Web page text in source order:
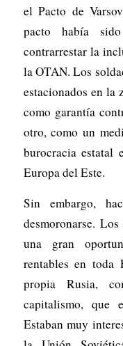
el Pacto de
pacto había sido
contrarrestar la
la OTAN. Los
estacionados en la
como garantía
otro, como un
burocracia estatal
Europa del Este.
Sin embargo,
desmoronarse.
una gran
rentables en
propia Rusia,
capitalismo, que
Estaban muy